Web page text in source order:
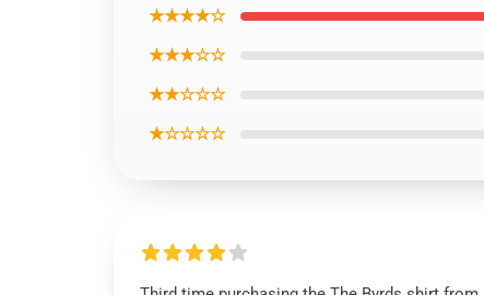
★★★★☆
★★★☆☆
★★☆☆☆
★☆☆☆☆